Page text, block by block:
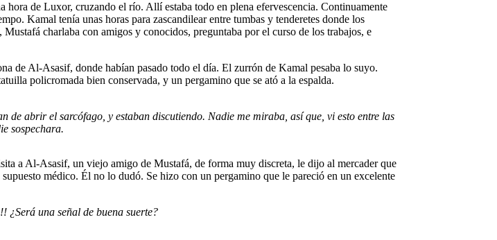
hora de Luxor, cruzando el río. Allí estaba todo en plena efervescencia. Continuamente
Kamal tenía unas horas para zascandilear entre tumbas y tenderetes donde los
charlaba con amigos y conocidos, preguntaba por el curso de los trabajos, e
de Al-Asasif, donde habían pasado todo el día. El zurrón de Kamal pesaba lo suyo.
policromada bien conservada, y un pergamino que se ató a la espalda.
de abrir el sarcófago, y estaban discutiendo. Nadie me miraba, así que, vi esto entre las
sospechara.
a Al-Asasif, un viejo amigo de Mustafá, de forma muy discreta, le dijo al mercader que
médico. Él no lo dudó. Se hizo con un pergamino que le pareció en un excelente
¿Será una señal de buena suerte?